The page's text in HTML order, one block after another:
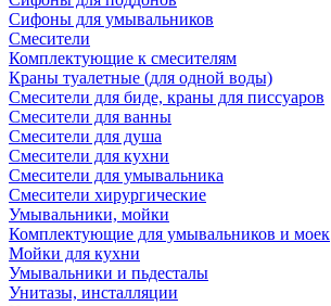
Сифоны для умывальников
Смесители
Комплектующие к смесителям
Краны туалетные (для одной воды)
Смесители для биде, краны для писсуаров
Смесители для ванны
Смесители для душа
Смесители для кухни
Смесители для умывальника
Смесители хирургические
Умывальники, мойки
Комплектующие для умывальников и моек
Мойки для кухни
Умывальники и пьдесталы
Унитазы, инсталляции